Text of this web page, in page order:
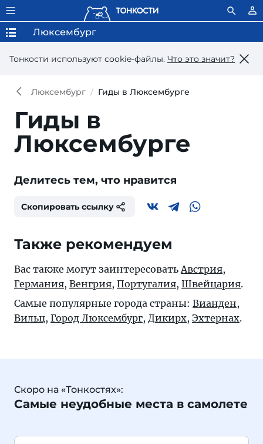
Тонкости используют сookie-файлы. Что это значит?
Люксембург
Люксембург Гиды в Люксембурге
Гиды в
Люксембурге
Делитесь тем, что нравится
Скопировать ссылку
Также рекомендуем
Вас также могут заинтересоватьАвстрия,
Германия, Венгрия, Португалия, Швейцария.
Самые популярные города страны: Вианден,
Вильц, Город Люксембург, Дикирх, Эхтернах.
Скоро на «Тонкостях»:
Самые неудобные места в самолете